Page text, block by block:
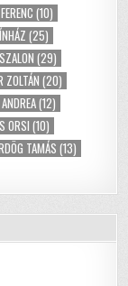
(10)
(25)
(29)
ZOLTÁN (20)
(12)
ORSI(10)
TAMÁS (13)